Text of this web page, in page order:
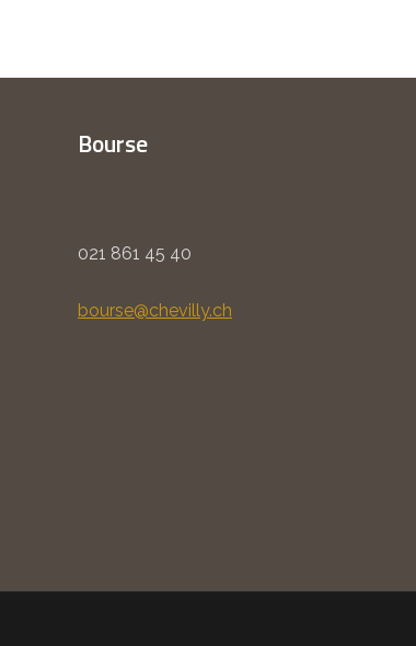
Bourse
021 861 45 40
bourse@chevilly.ch